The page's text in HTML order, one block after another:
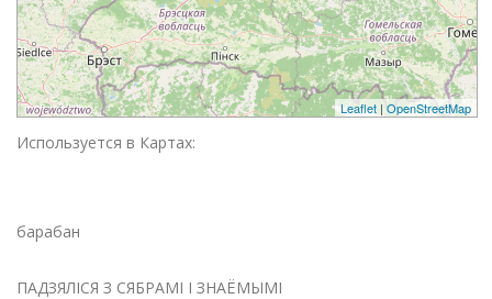
Leaflet | OpenStreetMap
Используется в Картах:
барабан
ПАДЗЯЛІСЯ З СЯБРАМІ І ЗНАЁМЫМІ